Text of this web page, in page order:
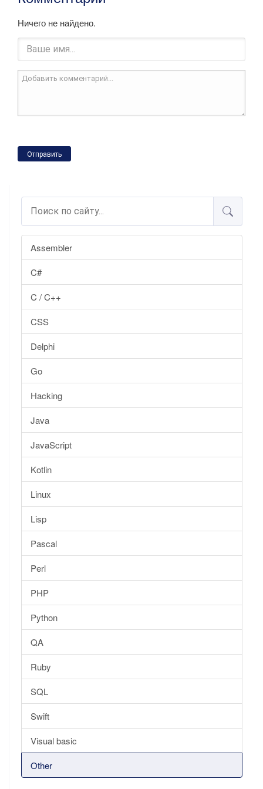
Assembler
C#
C / C++
CSS
Delphi
Go
Hacking
Java
JavaScript
Kotlin
Linux
Lisp
Pascal
Perl
PHP
Python
QA
Ruby
SQL
Swift
Visual basic
Other
Ничего не найдено.
Отправить